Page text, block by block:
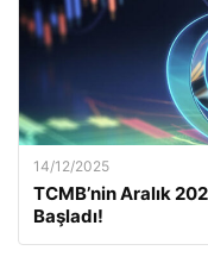
14/12/2025
TCMB’nin Aralık
Başladı!